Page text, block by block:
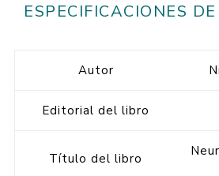
ESPECIFICACIONES
Autor
Editorial del libro
Título del libro